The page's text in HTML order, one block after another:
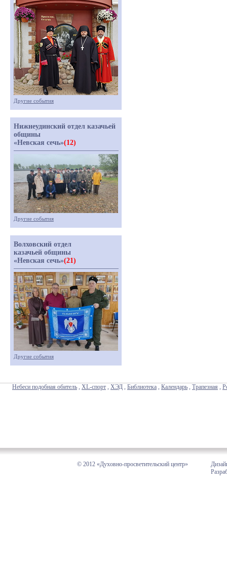
Другие события
Нижнеудинский отдел казачьей
общины
«Невская сечь»(12)
Другие события
Волховский отдел
казачьей общины
«Невская сечь»(21)
Другие события
Небеси подобная обитель , XL-спорт , ХЭД , Библиотека , Календарь , Трапезная ,
© 2012 «Духовно-просветительский центр»